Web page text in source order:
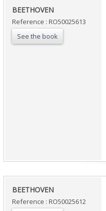
‎BEETHOVEN‎
Reference : RO50025613
See the book
‎BEETHOVEN‎
Reference : RO50025612